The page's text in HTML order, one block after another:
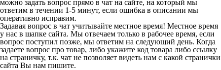
можно задать вопрос прямо в чат на сайте, на который мы
ответим в течении 1-5 минут, если ошибка в описании мы
оперативно исправим.
Задавая вопрос в чат учитывайте местное время! Местное время
у нас в шапке сайта. Мы отвечаем только в рабочее время, если
вопрос поступил позже, мы ответим на следующий день. Когда
задаете вопрос про товар, либо укажите код товара либо ссылку
на страничку, т.к. чат не позволяет видеть нам с какой странички
сайта Вы нам пишите.